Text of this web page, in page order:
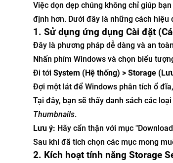
Việc dọn dẹp chúng không chỉ giúp
định hơn. Dưới đây là những cách
1. Sử dụng ứng dụng Cài đặt
Đây là phương pháp dễ dàng và an
Nhấn phím Windows và chọn biểu
Đi tới System (Hệ thống) > Storage
Đợi một lát để Windows phân tích ổ
Tại đây, bạn sẽ thấy danh sách các
Thumbnails.
Lưu ý: Hãy cẩn thận với mục
Sau khi đã tích chọn các mục mong
2. Kích hoạt tính năng Storage